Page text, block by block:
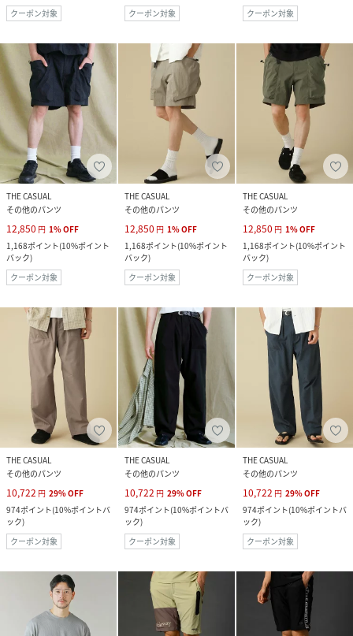
クーポン対象
クーポン対象
クーポン対象
THE CASUAL
その他のパンツ
12,850 円 1%OFF
1,168ポイント(10%ポイント
バック)
クーポン対象
THE CASUAL
その他のパンツ
12,850 円 1%OFF
1,168ポイント(10%ポイント
バック)
クーポン対象
THE CASUAL
その他のパンツ
12,850 円 1%OFF
1,168ポイント(10%ポイント
バック)
クーポン対象
THE CASUAL
その他のパンツ
10,722 円 29%OFF
974ポイント(10%ポイントバ
ック)
クーポン対象
THE CASUAL
その他のパンツ
10,722 円 29%OFF
974ポイント(10%ポイントバ
ック)
クーポン対象
THE CASUAL
その他のパンツ
10,722 円 29%OFF
974ポイント(10%ポイントバ
ック)
クーポン対象